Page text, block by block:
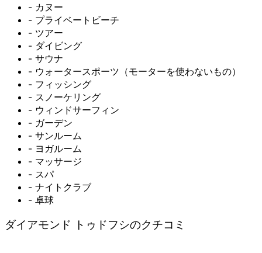
- カヌー
- プライベートビーチ
- ツアー
- ダイビング
- サウナ
- ウォータースポーツ（モーターを使わないもの）
- フィッシング
- スノーケリング
- ウィンドサーフィン
- ガーデン
- サンルーム
- ヨガルーム
- マッサージ
- スパ
- ナイトクラブ
- 卓球
ダイアモンド トゥドフシのクチコミ